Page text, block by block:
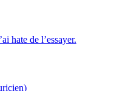
hate de l’essayer.